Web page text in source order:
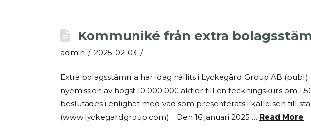
Kommuniké från extra
admin 2025-02-03
Extra bolagsstämma har idag hållits i Lyckegård Group AB
nyemission av högst 10 000 000 aktier till en teckningskurs om
beslutades i enlighet med vad som presenterats i kallelsen till
(www.lyckegardgroup.com). Den 16 januari 2025 … Read More